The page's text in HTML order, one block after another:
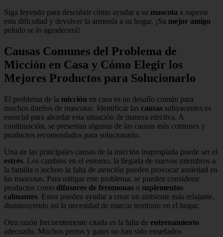
Siga leyendo para descubrir cómo ayudar a su mascota a superar
esta dificultad y devolver la armonía a su hogar. ¡Su mejor amigo
peludo se lo agradecerá!
Causas Comunes del Problema de
Micción en Casa y Cómo Elegir los
Mejores Productos para Solucionarlo
El problema de la micción en casa es un desafío común para
muchos dueños de mascotas. Identificar las causas subyacentes es
esencial para abordar esta situación de manera efectiva. A
continuación, se presentan algunas de las causas más comunes y
productos recomendados para solucionarlo.
Una de las principales causas de la micción inapropiada puede ser el
estrés. Los cambios en el entorno, la llegada de nuevos miembros a
la familia o incluso la falta de atención pueden provocar ansiedad en
las mascotas. Para mitigar este problema, se pueden considerar
productos como difusores de feromonas o suplementos
calmantes. Estos pueden ayudar a crear un ambiente más relajante,
disminuyendo así la necesidad de marcar territorio en el hogar.
Otra razón frecuentemente citada es la falta de entrenamiento
adecuado. Muchos perros y gatos no han sido enseñados